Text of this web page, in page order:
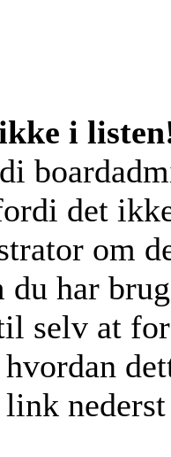
i
det
om
du har
selv at